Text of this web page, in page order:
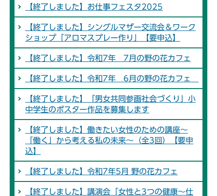
【終了しました】お仕事フェスタ2025
【終了しました】シングルマザー交流会＆ワーク
ショップ「アロマスプレー作り」【要申込】
【終了しました】令和7年 7月の野の花カフェ
【終了しました】令和7年 6月の野の花カフェ
【終了しました】「男女共同参画社会づくり」小
中学生のポスター作品を募集します
【終了しました】働きたい女性のための講座～
「働く」から考える私の未来～（全3回）【要申
込】
【終了しました】令和7年5月 野の花カフェ
【終了しました】講演会「女性と3つの健康～仕